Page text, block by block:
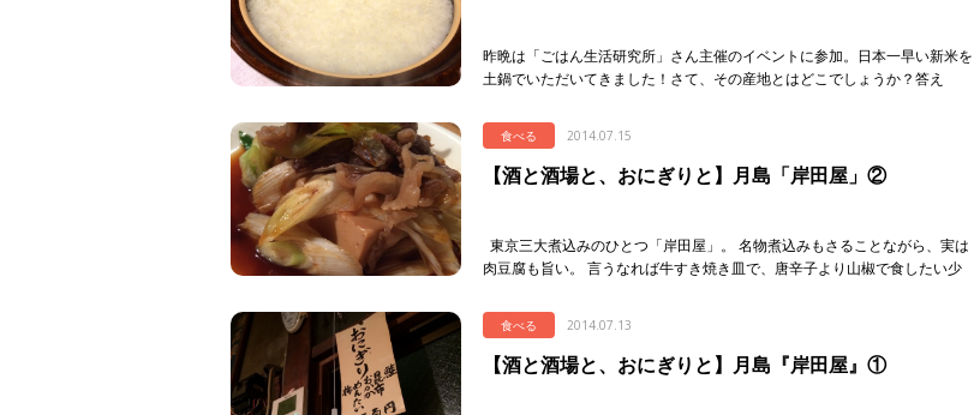
昨晩は「ごはん生活研究所」さん主催のイベントに参加。日本一早い新米を
土鍋でいただいてきました！さて、その産地とはどこでしょうか？答え
かもしれません。実は […]
食べる 2014.07.15
【酒と酒場と、おにぎりと】月島「岸田屋」②
東京三大煮込みのひとつ「岸田屋」。 名物煮込みもさることながら、実は
肉豆腐も旨い。 言うなれば牛すき焼き皿で、唐辛子より山椒で食したい少
食べる 2014.07.13
【酒と酒場と、おにぎりと】月島『岸田屋』①